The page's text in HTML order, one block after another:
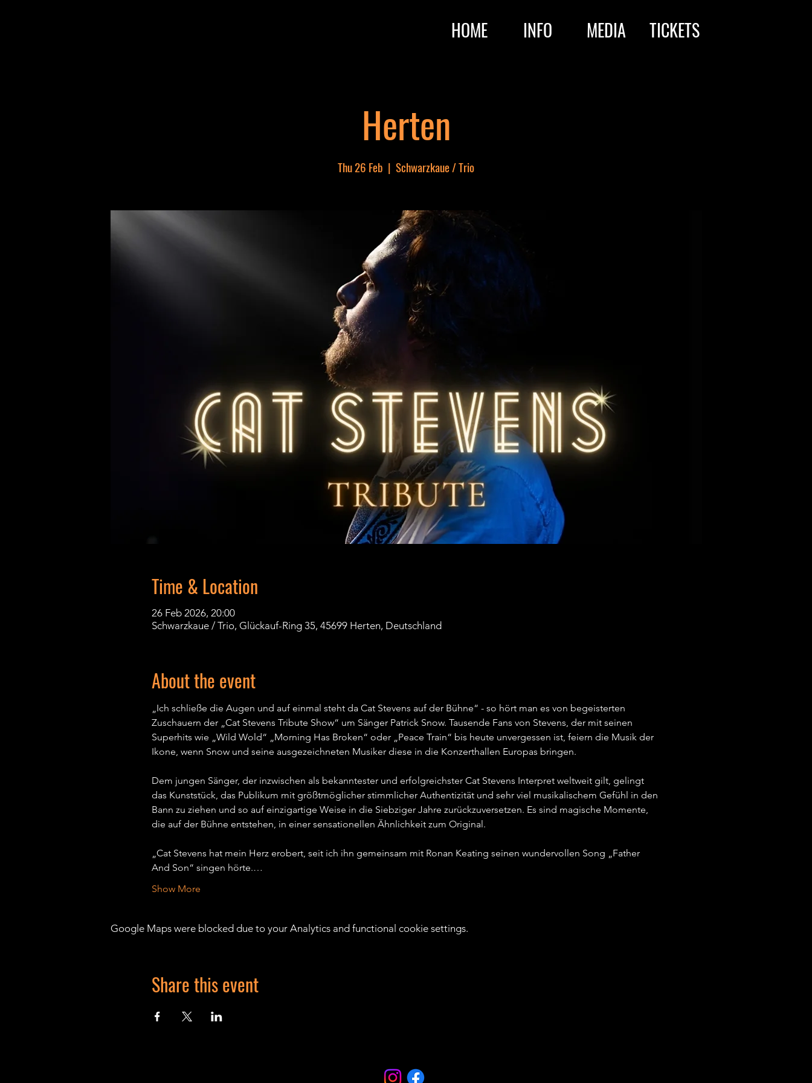
HOME INFO MEDIA TICKETS
Herten
Thu 26 Feb
  |
Schwarzkaue / Trio
Time & Location
26 Feb 2026, 20:00
Schwarzkaue / Trio, Glückauf-Ring 35, 45699 Herten, Deutschland
About the event
„Ich schließe die Augen und auf einmal steht da Cat Stevens auf der Bühne“ - so hört man es von begeisterten
Zuschauern der „Cat Stevens Tribute Show“ um Sänger Patrick Snow. Tausende Fans von Stevens, der mit seinen
Superhits wie „Wild Wold“ „Morning Has Broken“ oder „Peace Train“ bis heute unvergessen ist, feiern die Musik der
Ikone, wenn Snow und seine ausgezeichneten Musiker diese in die Konzerthallen Europas bringen.
Dem jungen Sänger, der inzwischen als bekanntester und erfolgreichster Cat Stevens Interpret weltweit gilt, gelingt
das Kunststück, das Publikum mit größtmöglicher stimmlicher Authentizität und sehr viel musikalischem Gefühl in den
Bann zu ziehen und so auf einzigartige Weise in die Siebziger Jahre zurückzuversetzen. Es sind magische Momente,
die auf der Bühne entstehen, in einer sensationellen Ähnlichkeit zum Original.
„Cat Stevens hat mein Herz erobert, seit ich ihn gemeinsam mit Ronan Keating seinen wundervollen Song „Father
And Son“ singen hörte.…
Show More
Google Maps were blocked due to your Analytics and functional cookie settings.
Share this event